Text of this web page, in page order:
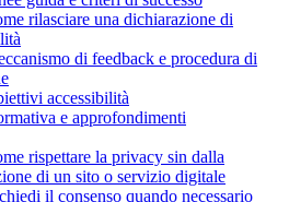
rilasciare una dichiarazione di
di feedback e procedura di
accessibilità
e approfondimenti
rispettare la privacy sin dalla
di un sito o servizio digitale
il consenso quando necessario